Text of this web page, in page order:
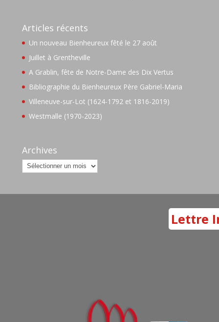
Articles récents
Un nouveau Bienheureux fêté le 27 août
Juillet à Grentheville
A Grablin, fête de Notre-Dame des Dix Vertus
Bibliographie du Bienheureux Père Gabriel-Maria
Villeneuve-sur-Lot (1624-1792 et 1816-2019)
Westmalle (1970-2023)
Archives
Archives
Lettre